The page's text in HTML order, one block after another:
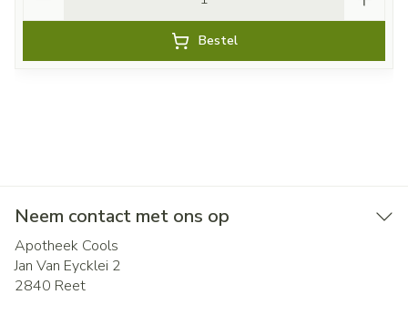
Bestel
Neem contact met ons op
Apotheek Cools
Jan Van Eycklei 2
2840 Reet